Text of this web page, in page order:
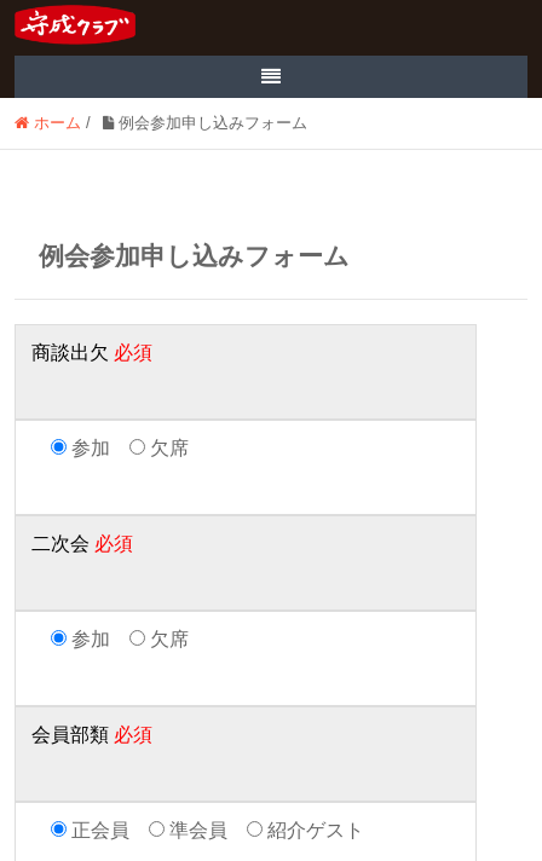
ホーム / 例会参加申し込みフォーム
例会参加申し込みフォーム
商談出欠 必須
参加 欠席
二次会 必須
参加 欠席
会員部類 必須
正会員 準会員 紹介ゲスト